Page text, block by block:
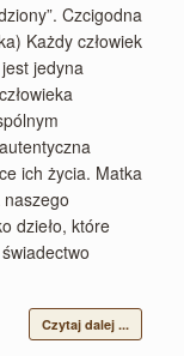
Czcigodna
Każdy człowiek
jedyna
ich życia. Matka
naszego
dzieło, które
Czytaj dalej ...